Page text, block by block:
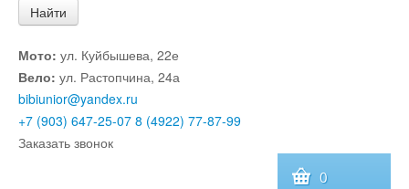
Мото: ул. Куйбышева, 22е
Вело: ул. Растопчина, 24а
bibiunior@yandex.ru
+7 (903) 647-25-07 8 (4922) 77-87-99
Заказать звонок
0